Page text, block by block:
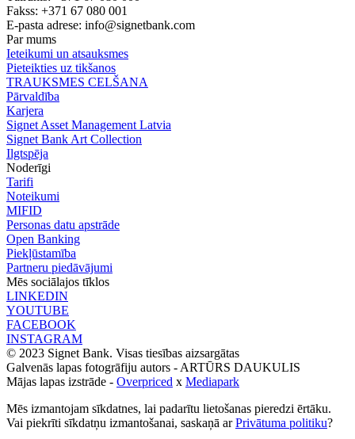
Fakss: +371 67 080 001
E-pasta adrese: info@signetbank.com
Par mums
Ieteikumi un atsauksmes
Pieteikties uz tikšanos
TRAUKSMES CELŠANA
Pārvaldība
Karjera
Signet Asset Management Latvia
Signet Bank Art Collection
Ilgtspēja
Noderīgi
Tarifi
Noteikumi
MIFID
Personas datu apstrāde
Open Banking
Piekļūstamība
Partneru piedāvājumi
Mēs sociālajos tīklos
LINKEDIN
YOUTUBE
FACEBOOK
INSTAGRAM
© 2023 Signet Bank. Visas tiesības aizsargātas
Galvenās lapas fotogrāfiju autors - ARTŪRS DAUKULIS
Mājas lapas izstrāde - Overpriced x Mediapark
Mēs izmantojam sīkdatnes, lai padarītu lietošanas pieredzi ērtāku.
Vai piekrīti sīkdatņu izmantošanai, saskaņā arPrivātuma politiku?